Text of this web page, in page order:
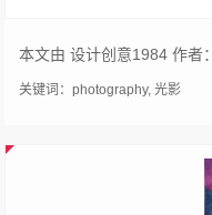
本文由 设计创意1984 作者：
关键词：photography,光影